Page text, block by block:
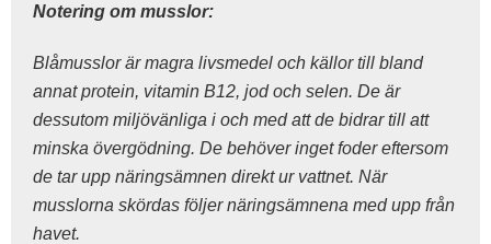
Notering om musslor:
Blåmusslor är magra livsmedel och källor till bland
annat protein, vitamin B12, jod och selen. De är
dessutom miljövänliga i och med att de bidrar till att
minska övergödning. De behöver inget foder eftersom
de tar upp näringsämnen direkt ur vattnet. När
musslorna skördas följer näringsämnena med upp från
havet.